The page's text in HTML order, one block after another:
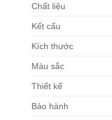
Chất liệu
Kết cấu
Kích thước
Màu sắc
Thiết kế
Bảo hành